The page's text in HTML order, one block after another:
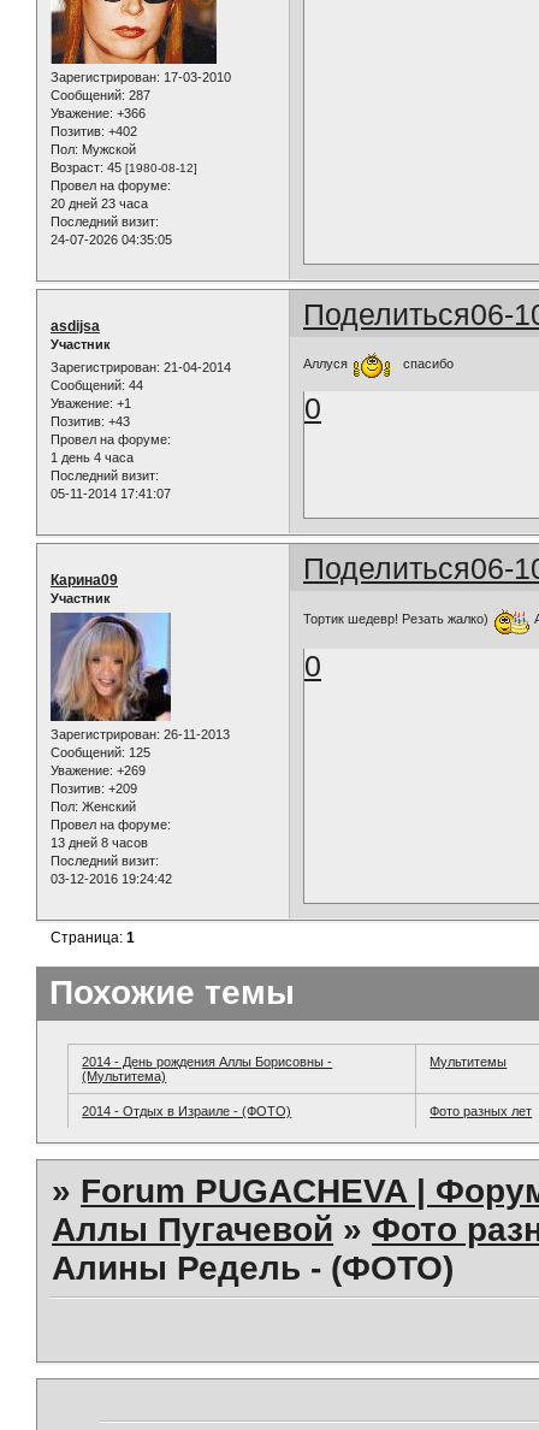
Зарегистрирован: 17-03-2010
Сообщений: 287
Уважение: +366
Позитив: +402
Пол: Мужской
Возраст: 45 [1980-08-12]
Провел на форуме:
20 дней 23 часа
Последний визит:
24-07-2026 04:35:05
Поделиться06-
asdijsa
Участник
Зарегистрирован: 21-04-2014
Сообщений: 44
Уважение: +1
Позитив: +43
Провел на форуме:
1 день 4 часа
Последний визит:
05-11-2014 17:41:07
Aллуся спасибо
0
Поделиться06-
Карина09
Участник
Зарегистрирован: 26-11-2013
Сообщений: 125
Уважение: +269
Позитив: +209
Пол: Женский
Провел на форуме:
13 дней 8 часов
Последний визит:
03-12-2016 19:24:42
Тортик шедевр! Резать жалко)
0
Страница:1
Похожие темы
2014 - День рождения Аллы Борисовны -
(Мультитема)
Мультитемы
2014 - Отдых в Израиле - (ФОТО) Фото разных лет
» Forum PUGACHEVA |
Аллы Пугачевой » Фото
Алины Редель - (ФОТО)